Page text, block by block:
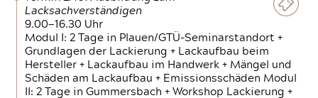
Lacksachverständigen
9.00—16.30 Uhr
Modul I: 2 Tage in Plauen/GTÜ-Seminarstandort +
Grundlagen der Lackierung + Lackaufbau beim
Hersteller + Lackaufbau im Handwerk + Mängel und
Schäden am Lackaufbau + Emissionsschäden Modul
II: 2 Tage in Gummersbach + Workshop Lackierung +